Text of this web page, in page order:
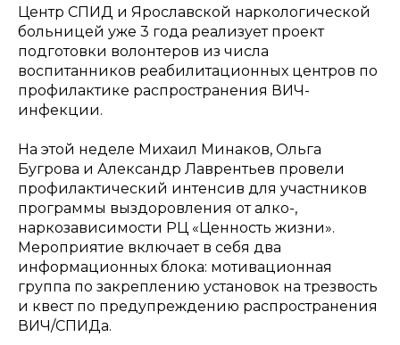
Центр СПИД и Ярославской наркологической
больницей уже 3 года реализует проект
подготовки волонтеров из числа
воспитанников реабилитационных центров по
профилактике распространения ВИЧ-
инфекции.
На этой неделе Михаил Минаков, Ольга
Бугрова и Александр Лаврентьев провели
профилактический интенсив для участников
программы выздоровления от алко-,
наркозависимости РЦ «Ценность жизни».
Мероприятие включает в себя два
информационных блока: мотивационная
группа по закреплению установок на трезвость
и квест по предупреждению распространения
ВИЧ/СПИДа.